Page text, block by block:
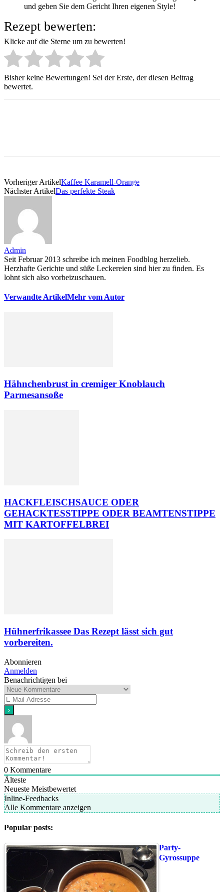
und geben Sie dem Gericht Ihren eigenen Style!
Rezept bewerten:
Klicke auf die Sterne um zu bewerten!
Bisher keine Bewertungen! Sei der Erste, der diesen Beitrag
bewertet.
Vorheriger ArtikelKaffee Karamell-Orange
Nächster ArtikelDas perfekte Steak
Admin
Seit Februar 2013 schreibe ich meinen Foodblog herzelieb.
Herzhafte Gerichte und süße Leckereien sind hier zu finden. Es
lohnt sich also vorbeizuschauen.
Verwandte ArtikelMehr vom Autor
Hähnchenbrust in cremiger Knoblauch
Parmesansoße
HACKFLEISCHSAUCE ODER
GEHACKTESSTIPPE ODER BEAMTENSTIPPE
MIT KARTOFFELBREI
Hühnerfrikassee Das Rezept lässt sich gut
vorbereiten.
Abonnieren
Anmelden
Benachrichtigen bei
0 Kommentare
Älteste
Neueste Meistbewertet
Inline-Feedbacks
Alle Kommentare anzeigen
Popular posts:
Party-
Gyrossuppe